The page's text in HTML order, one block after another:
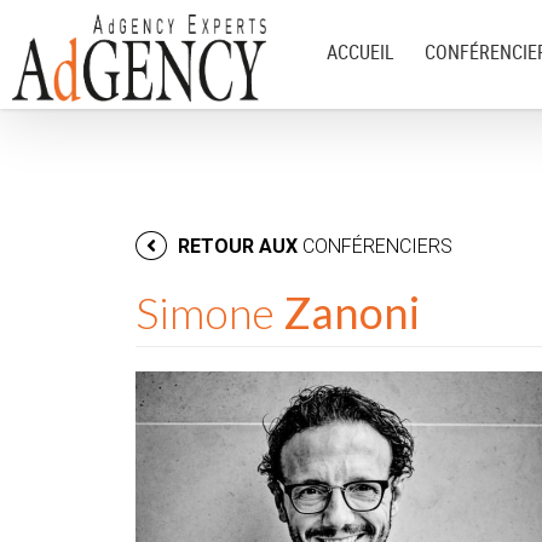
ACCUEIL
RETOUR AUX CONFÉRENCIERS
Simone Zanoni